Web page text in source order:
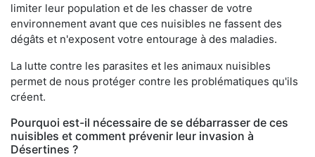
limiter leur population et de les chasser de votre
environnement avant que ces nuisibles ne fassent des
dégâts et n'exposent votre entourage à des maladies.
La lutte contre les parasites et les animaux nuisibles
permet de nous protéger contre les problématiques qu'ils
créent.
Pourquoi est-il nécessaire de se débarrasser de ces
nuisibles et comment prévenir leur invasion à
Désertines ?